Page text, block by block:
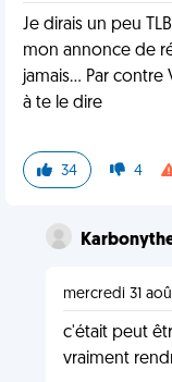
Je dirais un peu
mon annonce de
jamais... Par
à te le dire
34 4
mercredi 31
c'était peut
vraiment